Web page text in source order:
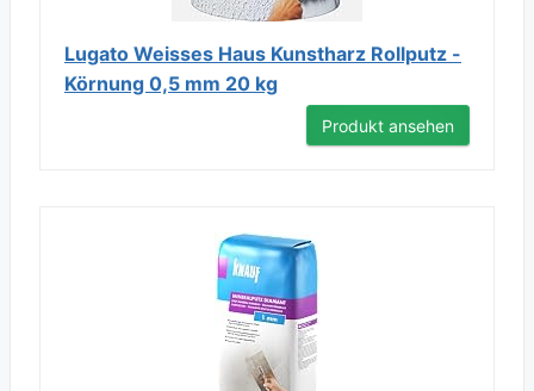
Lugato Weisses Haus Kunstharz Rollputz -
Körnung 0,5 mm 20 kg
Produkt ansehen